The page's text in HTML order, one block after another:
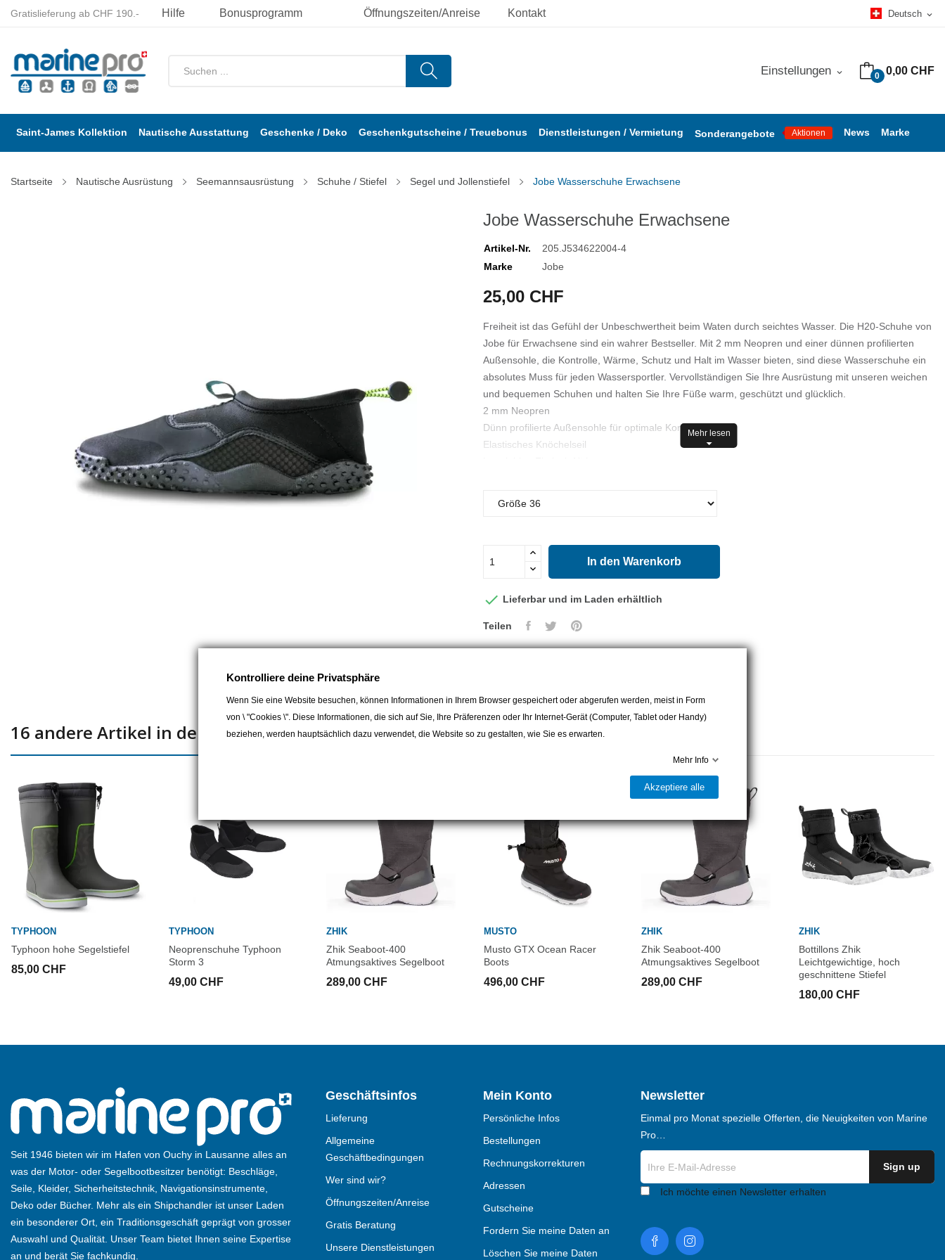
Öffnungszeiten/Anreise Kontakt Deutsch expand_more
Gratislieferung ab CHF 190.- Hilfe Bonusprogramm
0 0,00 CHF
Einstellungen expand_more
Saint-James Kollektion Nautische Ausstattung Geschenke / Deko Geschenkgutscheine / Treuebonus Dienstleistungen / Vermietung Sonderangebote Aktionen News Marke
Startseite Nautische Ausrüstung Seemannsausrüstung Schuhe / Stiefel Segel und Jollenstiefel Jobe Wasserschuhe Erwachsene
Jobe Wasserschuhe Erwachsene
Artikel-Nr.
205.J534622004-4
Marke
Jobe
25,00 CHF
Freiheit ist das Gefühl der Unbeschwertheit beim Waten durch seichtes Wasser. Die H20-Schuhe von
Jobe für Erwachsene sind ein wahrer Bestseller. Mit 2 mm Neopren und einer dünnen profilierten
Außensohle, die Kontrolle, Wärme, Schutz und Halt im Wasser bieten, sind diese Wasserschuhe ein
absolutes Muss für jeden Wassersportler. Vervollständigen Sie Ihre Ausrüstung mit unseren weichen
und bequemen Schuhen und halten Sie Ihre Füße warm, geschützt und glücklich.
2 mm Neopren
Dünn profilierte Außensohle für optimale Kontrolle
Elastisches Knöchelseil
Mehr lesen
In den Warenkorb
 Lieferbar und im Laden erhältlich
Teilen
16 andere Artikel in der gleichen Kategorie:
TYPHOON
Typhoon hohe Segelstiefel
85,00 CHF
TYPHOON
Neoprenschuhe Typhoon
Storm 3
49,00 CHF
ZHIK
Zhik Seaboot-400
Atmungsaktives Segelboot
289,00 CHF
MUSTO
Musto GTX Ocean Racer
Boots
496,00 CHF
ZHIK
Zhik Seaboot-400
Atmungsaktives Segelboot
289,00 CHF
ZHIK
Bottillons Zhik
Leichtgewichtige, hoch
geschnittene Stiefel
180,00 CHF
Seit 1946 bieten wir im Hafen von Ouchy in Lausanne alles an
was der Motor- oder Segelbootbesitzer benötigt: Beschläge,
Seile, Kleider, Sicherheitstechnik, Navigationsinstrumente,
Deko oder Bücher. Mehr als ein Shipchandler ist unser Laden
ein besonderer Ort, ein Traditionsgeschäft geprägt von grosser
Auswahl und Qualität. Unser Team bietet Ihnen seine Expertise
an und berät Sie fachkundig.
Geschäftsinfos
Lieferung
Allgemeine
Geschäftbedingungen
Wer sind wir?
Öffnungszeiten/Anreise
Gratis Beratung
Unsere Dienstleistungen
Mein Konto
Persönliche Infos
Bestellungen
Rechnungskorrekturen
Adressen
Gutscheine
Fordern Sie meine Daten an
Löschen Sie meine Daten
Newsletter
Einmal pro Monat spezielle Offerten, die Neuigkeiten von Marine
Pro…
Ich möchte einen Newsletter erhalten
Kontrolliere deine Privatsphäre
Wenn Sie eine Website besuchen, können Informationen in Ihrem Browser gespeichert oder abgerufen werden, meist in Form
von \ "Cookies \". Diese Informationen, die sich auf Sie, Ihre Präferenzen oder Ihr Internet-Gerät (Computer, Tablet oder Handy)
beziehen, werden hauptsächlich dazu verwendet, die Website so zu gestalten, wie Sie es erwarten.
Mehr Info
Akzeptiere alle